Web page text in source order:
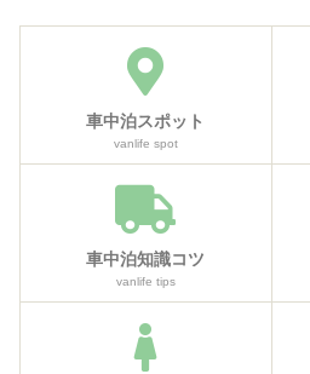
車中泊スポット
vanlife spot
車中泊知識コツ
vanlife tips